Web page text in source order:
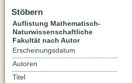
Stöbern
Auflistung Mathematisch-
Naturwissenschaftliche
Fakultät nach Autor
Erscheinungsdatum
Autoren
Titel